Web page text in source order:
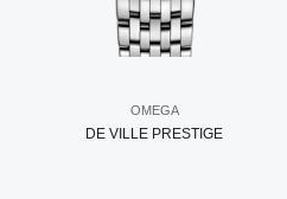
OMEGA
DE VILLE PRESTIGE